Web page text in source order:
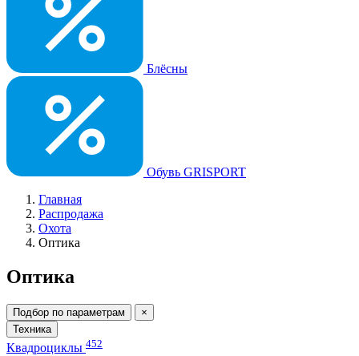
Блёсны
Обувь GRISPORT
Главная
Распродажа
Охота
Оптика
Оптика
Подбор по параметрам
×
Техника
Квадроциклы 452